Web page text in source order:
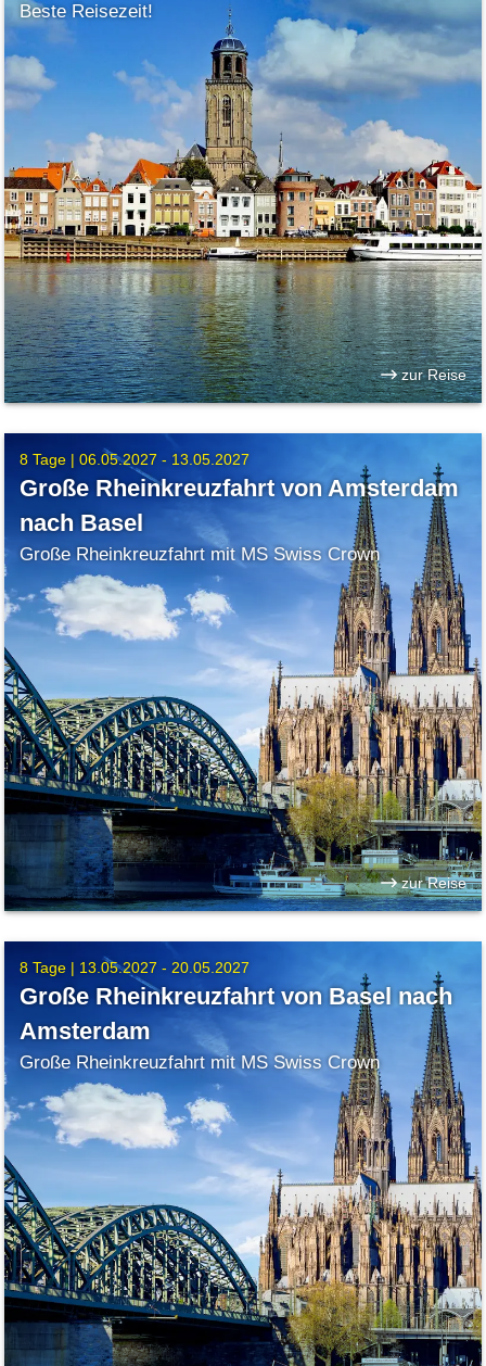
Beste Reisezeit!
zur Reise
8 Tage |06.05.2027 - 13.05.2027
Große Rheinkreuzfahrt von Amsterdam
nach Basel
Große Rheinkreuzfahrt mit MS Swiss Crown
zur Reise
8 Tage | 13.05.2027 - 20.05.2027
Große Rheinkreuzfahrt von Basel nach
Amsterdam
Große Rheinkreuzfahrt mit MS Swiss Crown